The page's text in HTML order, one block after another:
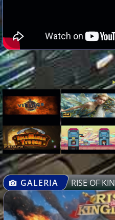
GALERIA RISE OF